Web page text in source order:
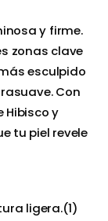
y firme.
zonas clave
esculpido
Con
Hibisco y
tu piel revele
ligera.(1)